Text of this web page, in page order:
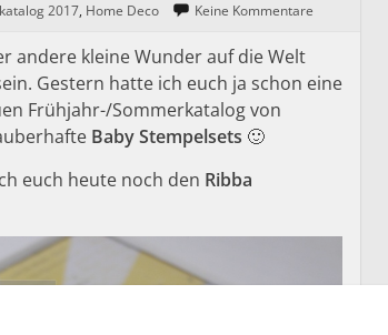
2017, Home Deco Keine Kommentare
andere kleine Wunder auf die Welt
Gestern hatte ich euch ja schon eine
Frühjahr-/Sommerkatalog von
Baby Stempelsets 🙂
euch heute noch den Ribba